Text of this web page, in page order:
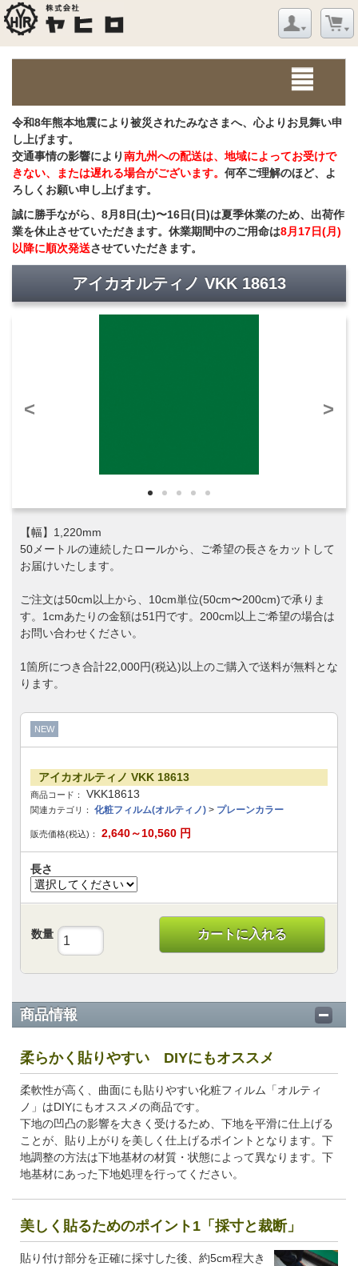
令和8年熊本地震により被災されたみなさまへ、心よりお見舞い申
し上げます。
交通事情の影響により南九州への配送は、地域によってお受けで
きない、または遅れる場合がございます。 何卒ご理解のほど、よ
ろしくお願い申し上げます。
誠に勝手ながら、8月8日(土)〜16日(日)は夏季休業のため、出荷作
業を休止させていただきます。休業期間中のご用命は8月17日(月)
以降に順次発送させていただきます。
アイカオルティノ VKK 18613
< >
【幅】1,220mm
50メートルの連続したロールから、ご希望の長さをカットして
お届けいたします。
ご注文は50cm以上から、10cm単位(50cm〜200cm)で承りま
す。1cmあたりの金額は51円です。200cm以上ご希望の場合は
お問い合わせください。
1箇所につき合計22,000円(税込)以上のご購入で送料が無料とな
ります。
NEW
アイカオルティノ VKK 18613
商品コード： VKK18613
関連カテゴリ： 化粧フィルム(オルティノ) > プレーンカラー
販売価格(税込)： 2,640～10,560 円
長さ
数量 カートに入れる
商品情報
柔らかく貼りやすい DIYにもオススメ
柔軟性が高く、曲面にも貼りやすい化粧フィルム「オルティ
ノ」はDIYにもオススメの商品です。
下地の凹凸の影響を大きく受けるため、下地を平滑に仕上げる
ことが、貼り上がりを美しく仕上げるポイントとなります。下
地調整の方法は下地基材の材質・状態によって異なります。下
地基材にあった下地処理を行ってください。
美しく貼るためのポイント1「採寸と裁断」
貼り付け部分を正確に採寸した後、約5cm程大き